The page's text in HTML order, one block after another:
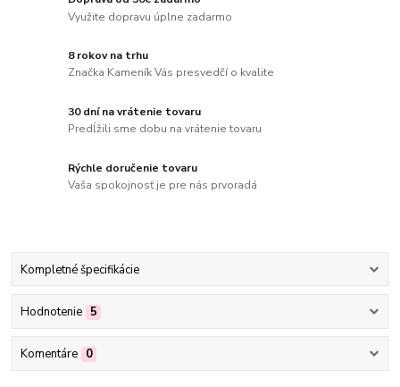
Využite dopravu úplne zadarmo
8 rokov na trhu
Značka Kameník Vás presvedčí o kvalite
30 dní na vrátenie tovaru
Predĺžili sme dobu na vrátenie tovaru
Rýchle doručenie tovaru
Vaša spokojnosť je pre nás prvoradá
Kompletné špecifikácie
Hodnotenie 5
Komentáre 0